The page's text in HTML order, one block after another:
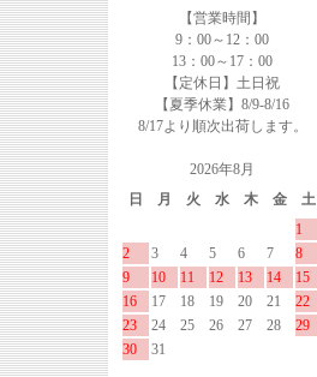
【営業時間】
9：00～12：00
13：00～17：00
【定休日】土日祝
【夏季休業】8/9-8/16
8/17より順次出荷します。
2026年8月
日
月 火 水 木 金
土
1
2
3 4 5 6 7
8
9
10 11 12 13 14
15
16
17 18 19 20 21
22
23
24 25 26 27 28
29
30
31